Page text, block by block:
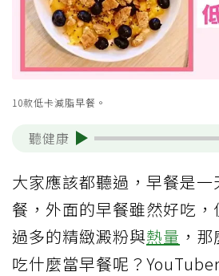
10款低卡減脂早餐。
聽健康
大家應該都聽過，早餐是
餐，外面的早餐雖然好吃
過多的精緻澱粉與熱量 ，那
吃什麼當早餐呢？